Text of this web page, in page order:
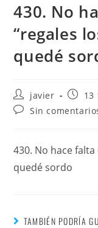
430. No
“regales
quedé
javier 13
Sin
430. No hace
quedé sordo
TAMBIÉN PODRÍA